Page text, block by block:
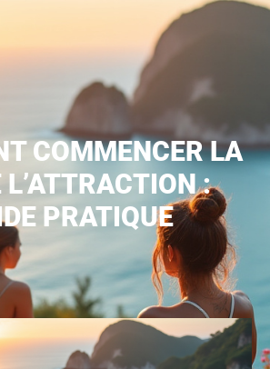
COMMENCER LA
L’ATTRACTION :
PRATIQUE